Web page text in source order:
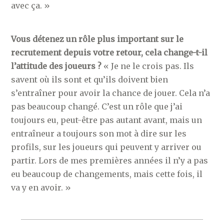
avec ça. »
Vous détenez un rôle plus important sur le
recrutement depuis votre retour, cela change-t-il
l’attitude des joueurs ? « Je ne le crois pas. Ils
savent où ils sont et qu’ils doivent bien
s’entraîner pour avoir la chance de jouer. Cela n’a
pas beaucoup changé. C’est un rôle que j’ai
toujours eu, peut-être pas autant avant, mais un
entraîneur a toujours son mot à dire sur les
profils, sur les joueurs qui peuvent y arriver ou
partir. Lors de mes premières années il n’y a pas
eu beaucoup de changements, mais cette fois, il
va y en avoir. »